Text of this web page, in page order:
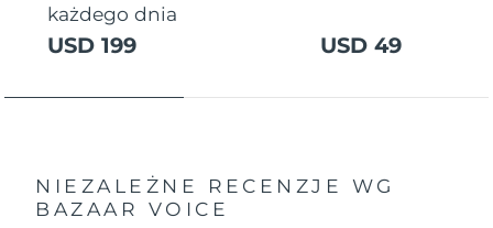
każdego dnia
USD 199 USD 49
NIEZALEŻNE RECENZJE
WG
BAZAAR VOICE